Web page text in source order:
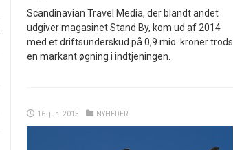
Scandinavian Travel Media, der blandt andet
udgiver magasinet Stand By, kom ud af 2014
med et driftsunderskud på 0,9 mio. kroner trods
en markant øgning i indtjeningen.
16. juni 2015 NYHEDER